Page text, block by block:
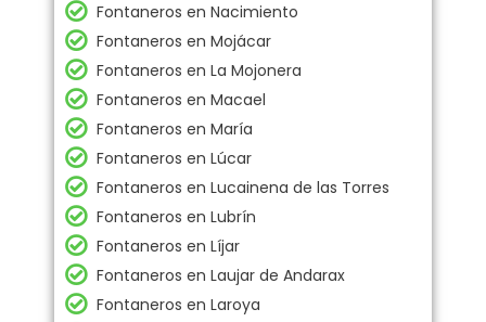
Fontaneros en Nacimiento
Fontaneros en Mojácar
Fontaneros en La Mojonera
Fontaneros en Macael
Fontaneros en María
Fontaneros en Lúcar
Fontaneros en Lucainena de las Torres
Fontaneros en Lubrín
Fontaneros en Líjar
Fontaneros en Laujar de Andarax
Fontaneros en Laroya